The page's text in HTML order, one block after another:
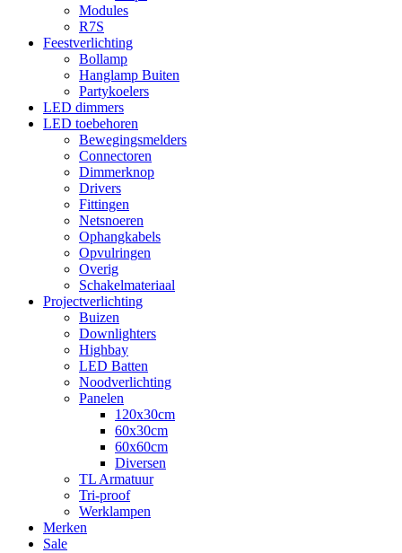
Modules
R7S
Feestverlichting
Bollamp
Hanglamp Buiten
Partykoelers
LED dimmers
LED toebehoren
Bewegingsmelders
Connectoren
Dimmerknop
Drivers
Fittingen
Netsnoeren
Ophangkabels
Opvulringen
Overig
Schakelmateriaal
Projectverlichting
Buizen
Downlighters
Highbay
LED Batten
Noodverlichting
Panelen
120x30cm
60x30cm
60x60cm
Diversen
TL Armatuur
Tri-proof
Werklampen
Merken
Sale